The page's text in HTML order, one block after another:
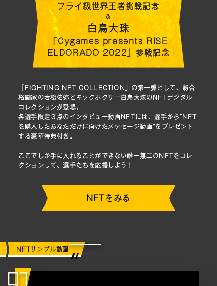
フライ級世界王者挑戦記念
&
白鳥大珠
「Cygames presents RISE
ELDORADO 2022」参戦記念
「FIGHTING NFT COLLECTION」の第一弾として、総合
格闘家の若松佑弥とキックボクサー白鳥大珠のNFTデジタル
コレクションが登場。
各選手限定３点のインタビュー動画NFTには、選手から”NFT
を購入したあなただけに向けたメッセージ動画”をプレゼント
する豪華特典付き。
ここでしか手に入れることができない唯一無二のNFTをコレ
クションして、選手たちを応援しよう！
NFTをみる
NFTサンプル動画